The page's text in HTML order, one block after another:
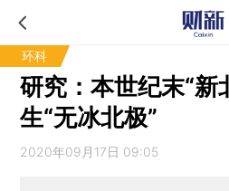
环科
研究：本世纪末“新
生“无冰北极”
2020年09月17日 09:05